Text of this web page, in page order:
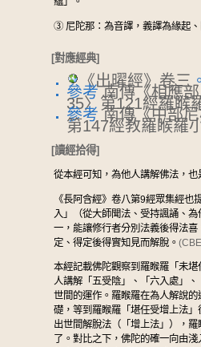
③ 尼陀那：為音譯，義譯為緣起、
[對應經典]
《出曜經》卷三
參考南傳《相應
35〉第121經羅睺
參考南傳《中部
第147經教羅睺羅
[讀經拾得]
從本經可知，為他人講解佛法，也
《長阿含經》卷八第9經眾集經也
入」（從大師聞法、受持諷誦、
一，能讓修行者分別法義後得法
定、得定後得實知見而解脫。
本經記載佛陀觀察到羅睺羅「未
人講解「五受陰」、「六入處」
世間的運作。羅睺羅在為人解說
礎，等到羅睺羅「堪任受增上法
出世間解脫法（「增上法」），
了。對比之下，佛陀的確一向由